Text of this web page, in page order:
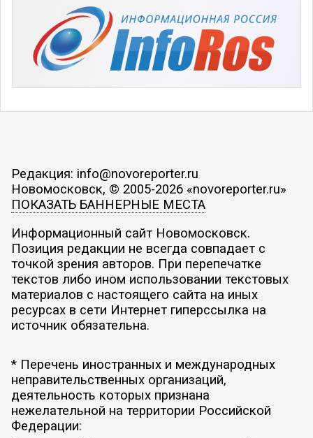
Редакция: info@novoreporter.ru
Новомосковск, © 2005-2026 «novoreporter.ru»
ПОКАЗАТЬ БАННЕРНЫЕ МЕСТА
Информационный сайт Новомосковск.
Позиция редакции не всегда совпадает с
точкой зрения авторов. При перепечатке
текстов либо ином использовании текстовых
материалов с настоящего сайта на иных
ресурсах в сети Интернет гиперссылка на
источник обязательна.
* Перечень иностранных и международных
неправительственных организаций,
деятельность которых признана
нежелательной на территории Российской
Федерации: